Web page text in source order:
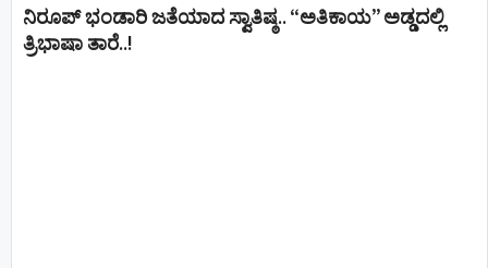
ನಿರೂಪ್ ಭಂಡಾರಿ ಜತೆಯಾದ ಸ್ವಾತಿಷ್ಠ.. “ಅತಿಕಾಯ” ಅಡ್ಡದಲ್ಲಿ
ತ್ರಿಭಾಷಾ ತಾರೆ..!